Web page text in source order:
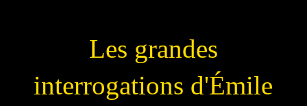
Les grandes
interrogations d'Émile